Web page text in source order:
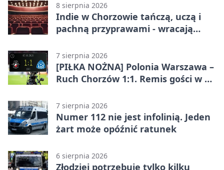
8 sierpnia 2026
Indie w Chorzowie tańczą, uczą i
pachną przyprawami - wracają
7 sierpnia 2026
[PIŁKA NOŻNA] Polonia Warszawa –
Ruch Chorzów 1:1. Remis gości w 3.
7 sierpnia 2026
Numer 112 nie jest infolinią. Jeden
żart może opóźnić ratunek
6 sierpnia 2026
Złodziej potrzebuje tylko kilku